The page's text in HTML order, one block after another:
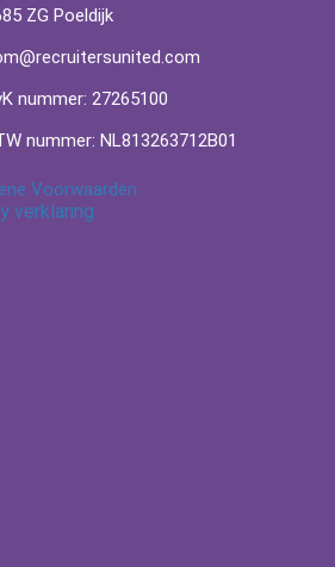
ZG Poeldijk
nummer: 27265100
nummer: NL813263712B01
Voorwaarden
verklaring